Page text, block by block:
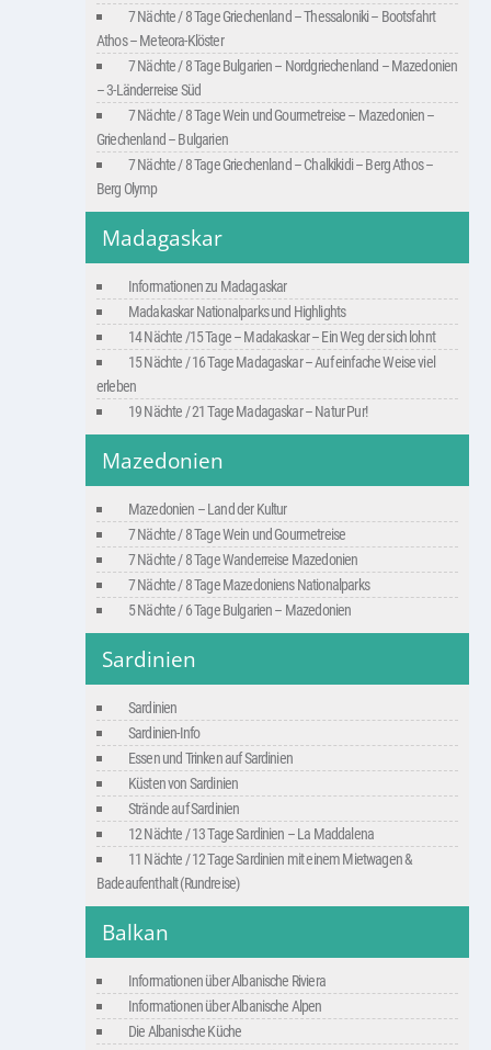
7 Nächte / 8 Tage Griechenland – Thessaloniki – Bootsfahrt
Athos – Meteora-Klöster
7 Nächte / 8 Tage Bulgarien – Nordgriechenland – Mazedonien
– 3-Länderreise Süd
7 Nächte / 8 Tage Wein und Gourmetreise – Mazedonien –
Griechenland – Bulgarien
7 Nächte / 8 Tage Griechenland – Chalkikidi – Berg Athos –
Berg Olymp
Madagaskar
Informationen zu Madagaskar
Madakaskar Nationalparks und Highlights
14 Nächte /15 Tage – Madakaskar – Ein Weg der sich lohnt
15 Nächte / 16 Tage Madagaskar – Auf einfache Weise viel
erleben
19 Nächte / 21 Tage Madagaskar – Natur Pur!
Mazedonien
Mazedonien – Land der Kultur
7 Nächte / 8 Tage Wein und Gourmetreise
7 Nächte / 8 Tage Wanderreise Mazedonien
7 Nächte / 8 Tage Mazedoniens Nationalparks
5 Nächte / 6 Tage Bulgarien – Mazedonien
Sardinien
Sardinien
Sardinien-Info
Essen und Trinken auf Sardinien
Küsten von Sardinien
Strände auf Sardinien
12 Nächte / 13 Tage Sardinien – La Maddalena
11 Nächte / 12 Tage Sardinien mit einem Mietwagen &
Badeaufenthalt (Rundreise)
Balkan
Informationen über Albanische Riviera
Informationen über Albanische Alpen
Die Albanische Küche